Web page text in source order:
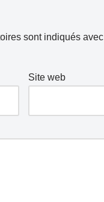
sont indiqués avec
Site web